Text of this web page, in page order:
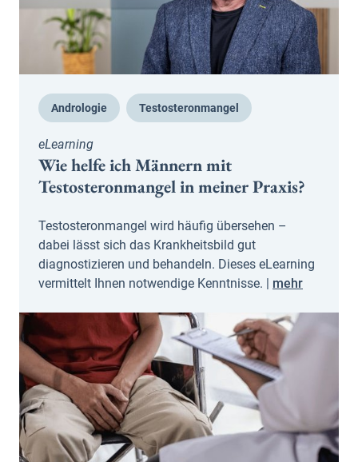
Andrologie Testosteronmangel
eLearning
Wie helfe ich Männern mit
Testosteronmangel in meiner Praxis?
Testosteronmangel wird häufig übersehen –
dabei lässt sich das Krankheitsbild gut
diagnostizieren und behandeln. Dieses eLearning
vermittelt Ihnen notwendige Kenntnisse. | mehr